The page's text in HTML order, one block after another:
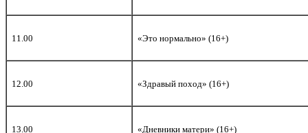
11.00 «Это нормально» (16+)
12.00 «Здравый поход» (16+)
13.00 «Дневники матери» (16+)